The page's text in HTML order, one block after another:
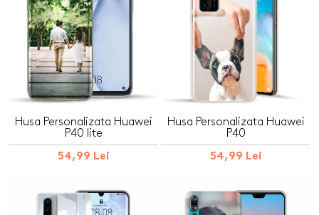
Husa Personalizata Huawei
P40 lite
54,99 Lei
Husa Personalizata Huawei
P40
54,99 Lei